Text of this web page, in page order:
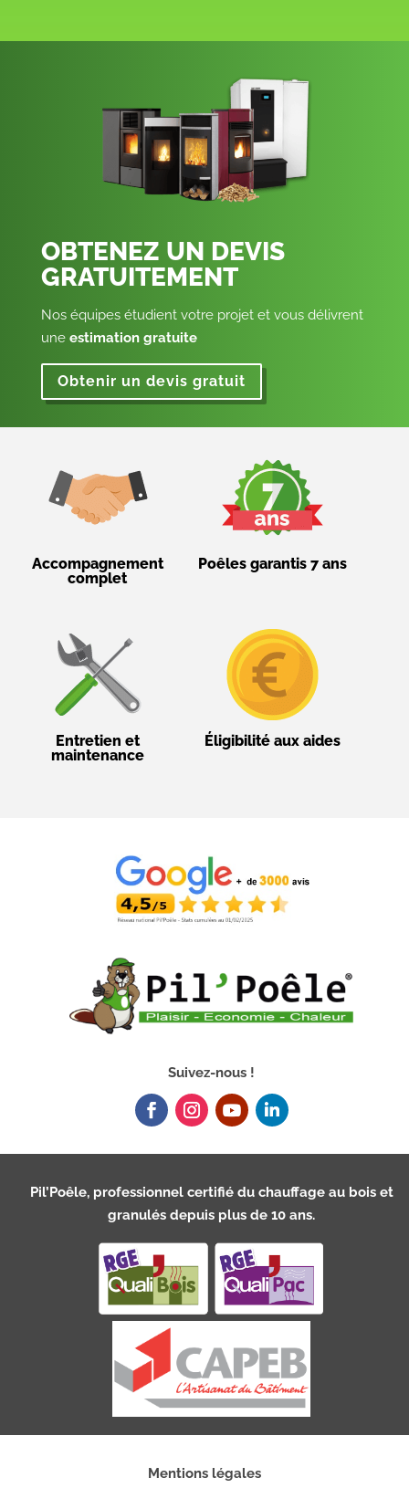
OBTENEZ UN DEVIS
GRATUITEMENT
Nos équipes étudient votre projet et vous délivrent
une estimation gratuite
Obtenir un devis gratuit
Accompagnement
complet
Poêles garantis 7 ans
Entretien et
maintenance
Éligibilité aux aides
Suivez-nous !
Pil’Poêle, professionnel certifié du chauffage au bois et
granulés depuis plus de 10 ans.
Mentions légales